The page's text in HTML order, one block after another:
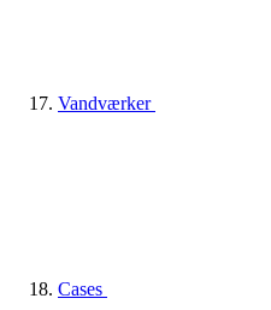
Vandværker
Cases